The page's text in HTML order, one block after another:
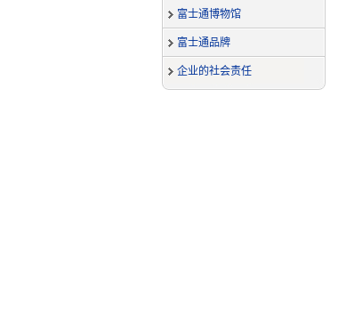
富士通博物馆
富士通品牌
企业的社会责任